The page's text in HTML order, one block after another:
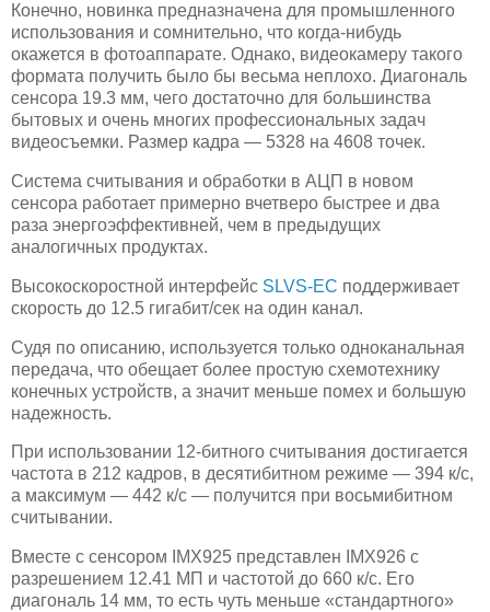
Конечно, новинка предназначена для промышленного
использования и сомнительно, что когда-нибудь
окажется в фотоаппарате. Однако, видеокамеру такого
формата получить было бы весьма неплохо. Диагональ
сенсора 19.3 мм, чего достаточно для большинства
бытовых и очень многих профессиональных задач
видеосъемки. Размер кадра — 5328 на 4608 точек.
Система считывания и обработки в АЦП в новом
сенсора работает примерно вчетверо быстрее и два
раза энергоэффективней, чем в предыдущих
аналогичных продуктах.
Высокоскоростной интерфейс SLVS-EC поддерживает
скорость до 12.5 гигабит/сек на один канал.
Судя по описанию, используется только одноканальная
передача, что обещает более простую схемотехнику
конечных устройств, а значит меньше помех и большую
надежность.
При использовании 12-битного считывания достигается
частота в 212 кадров, в десятибитном режиме — 394 к/с,
а максимум — 442 к/с — получится при восьмибитном
считывании.
Вместе с сенсором IMX925 представлен IMX926 с
разрешением 12.41 МП и частотой до 660 к/с. Его
диагональ 14 мм, то есть чуть меньше «стандартного»